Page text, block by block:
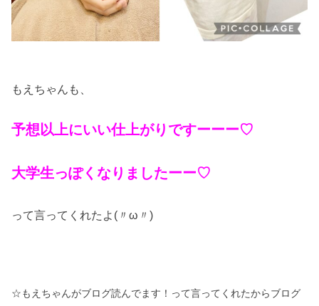
もえちゃんも、
予想以上にいい仕上がりですーーー♡
大学生っぽくなりましたーー♡
って言ってくれたよ(〃ω〃)
☆もえちゃんがブログ読んでます！って言ってくれたからブログ